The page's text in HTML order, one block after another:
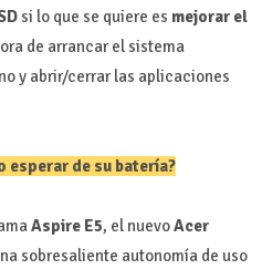
si lo que se quiere es mejorar el
de arrancar el sistema
y abrir/cerrar las aplicaciones
esperar de su batería?
Aspire E5, el nuevoAcer
sobresaliente autonomía de uso